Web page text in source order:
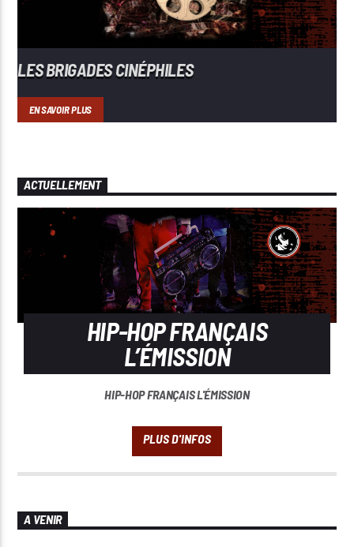
LES BRIGADES CINÉPHILES
EN SAVOIR PLUS
ACTUELLEMENT
HIP-HOP FRANÇAIS
L’ÉMISSION
HIP-HOP FRANÇAIS L'ÉMISSION
A VENIR